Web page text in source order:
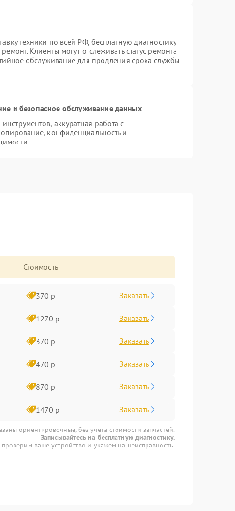
техники по всей РФ, бесплатную диагностику
Клиенты могут отслеживать статус ремонта
обслуживание для продления срока службы
и безопасное обслуживание данных
аккуратная работа с
конфиденциальность и
Стоимость
370 р Заказать
1270 р Заказать
370 р Заказать
470 р Заказать
870 р Заказать
1470 р Заказать
ориентировочные, без учета стоимости запчастей.
Записывайтесь на бесплатную диагностику.
ваше устройство и укажем на неисправность.